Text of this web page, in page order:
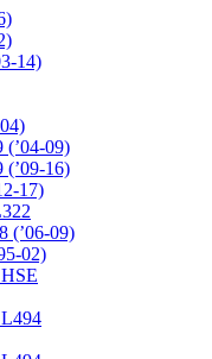
14)
09)
16)
17)
(’06-09)
02)